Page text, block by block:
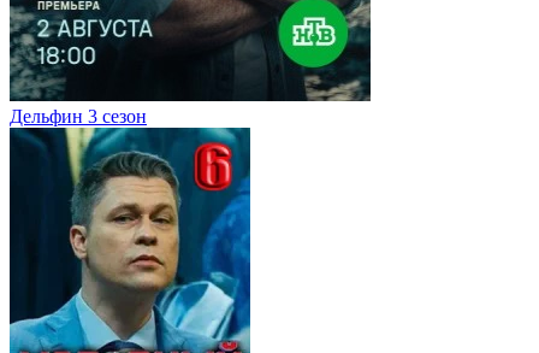
Дельфин 3 сезон